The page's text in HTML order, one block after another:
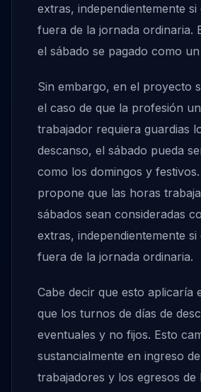
extras, independientemente
fuera de la jornada ordinaria.
el sábado se pagado como
Sin embargo, en el proyecto
el caso de que la profesión
trabajador requiera guardias
descanso, el sábado pueda
como los domingos y
propone que las horas
sábados sean consideradas
extras, independientemente
fuera de la jornada ordinaria.
Cabe decir que esto aplicaría
que los turnos de días de
eventuales y no fijos. Esto
sustancialmente en ingreso
trabajadores y los egresos de